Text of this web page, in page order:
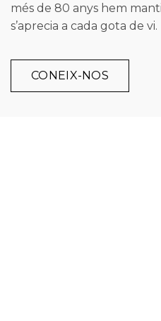
més de 80 anys hem
s’aprecia a cada gota de vi.
CONEIX-NOS